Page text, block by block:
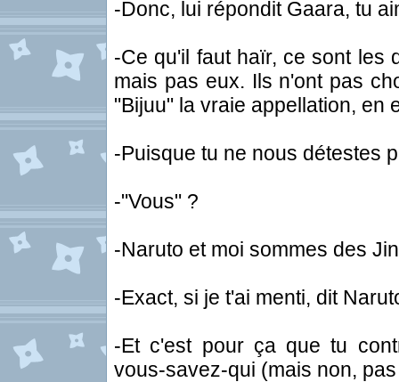
-Donc, lui répondit Gaara, tu
-Ce qu'il faut haïr, ce sont les
mais pas eux. Ils n'ont pas
"Bijuu" la vraie appellation, en
-Puisque tu ne nous détestes
-"Vous" ?
-Naruto et moi sommes des
-Exact, si je t'ai menti, dit
-Et c'est pour ça que tu
vous-savez-qui (mais non,